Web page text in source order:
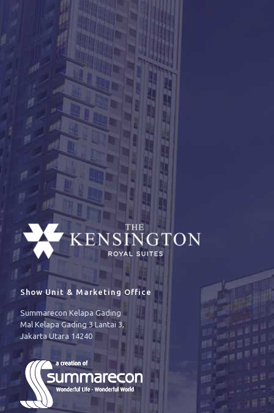
Show Unit & Marketing Office
Summarecon Kelapa Gading
Mal Kelapa Gading 3 Lantai 3,
Jakarta Utara 14240